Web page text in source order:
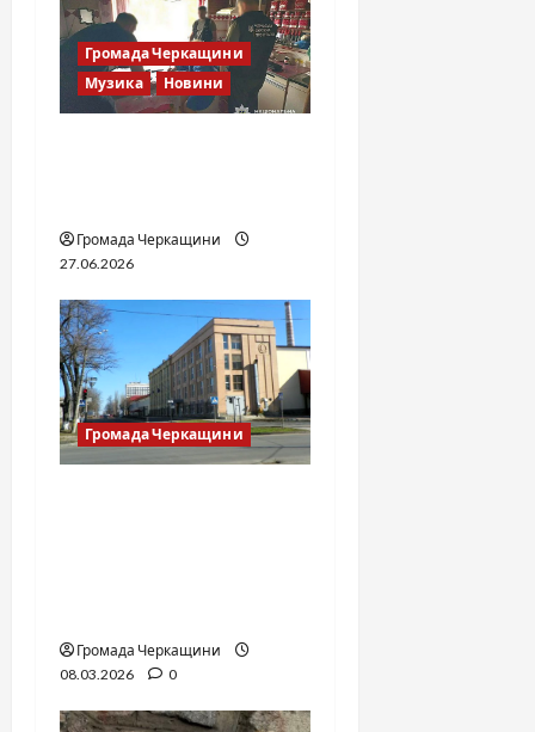
t
o
Громада Черкащини
Музика
Новини
Громада Черкащини
27.06.2026
Громада Черкащини
Громада Черкащини
08.03.2026
0